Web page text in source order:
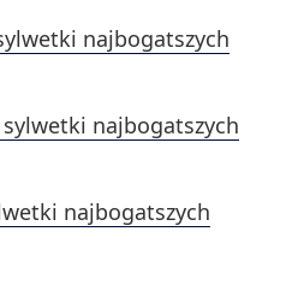
najbogatszych
sylwetki najbogatszych
najbogatszych